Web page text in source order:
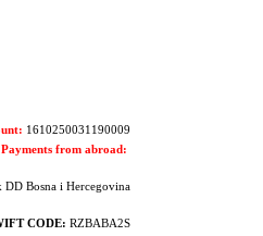
1610250031190009
Payments from abroad:
DD Bosna i Hercegovina
CODE: RZBABA2S